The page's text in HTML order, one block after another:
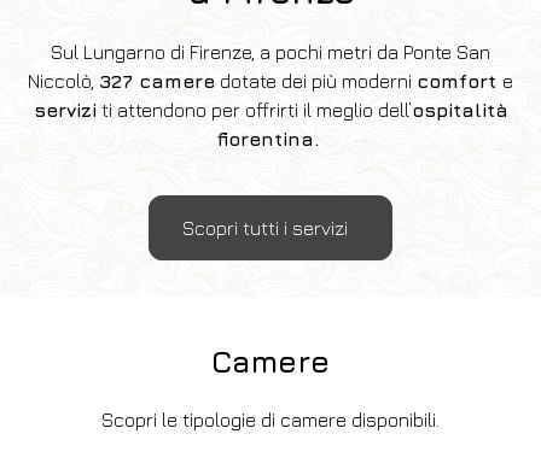
FAQ
Sul Lungarno di Firenze, a pochi metri da Ponte San
Niccolò, 327 camere dotate dei più moderni comfort e
serviziti attendono per offrirti il meglio dell’ospitalità
fiorentina.
Scopri tutti i servizi
Camere
Scopri le tipologie di camere disponibili.